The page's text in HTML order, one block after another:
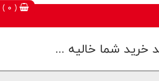
( 0 )
خرید شما خالیه ...